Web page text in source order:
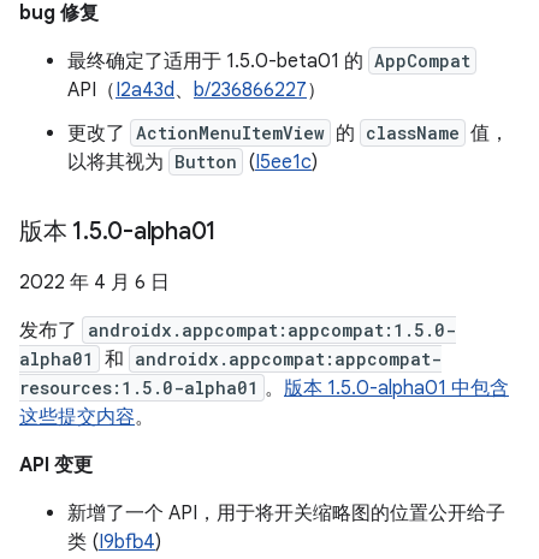
bug 修复
最终确定了适用于 1.5.0-beta01 的 AppCompat
API（I2a43d、 b/236866227）
更改了 ActionMenuItemView 的 className 值，
以将其视为 Button (I5ee1c)
版本 1.5.0-alpha01
2022 年 4 月 6 日
发布了
androidx.appcompat:appcompat:1.5.0-
alpha01
和 androidx.appcompat:appcompat-
resources:1.5.0-alpha01 。 版本 1.5.0-alpha01 中包含
这些提交内容。
API 变更
新增了一个 API，用于将开关缩略图的位置公开给子
类 (I9bfb4)